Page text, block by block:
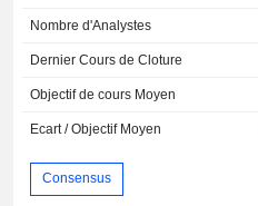
Nombre d'Analystes
Dernier Cours de Cloture
Objectif de cours Moyen
Ecart / Objectif Moyen
Consensus